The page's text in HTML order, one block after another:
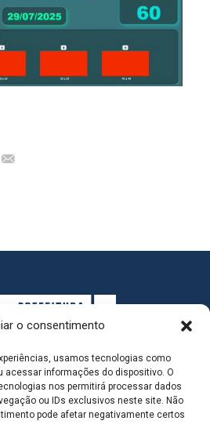
o consentimento
usamos tecnologias como
acessar informações do dispositivo. O
nos permitirá processar dados
ou IDs exclusivos neste site. Não
pode afetar negativamente certos